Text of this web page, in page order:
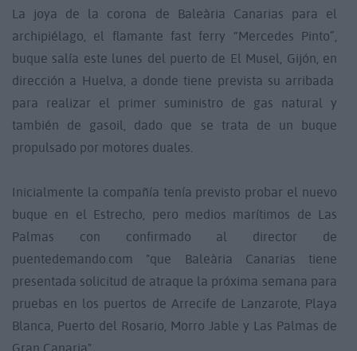
La joya de la corona de Baleària Canarias para el
archipiélago, el flamante fast ferry “Mercedes Pinto”,
buque salía este lunes del puerto de El Musel, Gijón, en
dirección a Huelva, a donde tiene prevista su arribada
para realizar el primer suministro de gas natural y
también de gasoil, dado que se trata de un buque
propulsado por motores duales.
Inicialmente la compañía tenía previsto probar el nuevo
buque en el Estrecho, pero medios marítimos de Las
Palmas con confirmado al director de
puentedemando.com "que Baleària Canarias tiene
presentada solicitud de atraque la próxima semana para
pruebas en los puertos de Arrecife de Lanzarote, Playa
Blanca, Puerto del Rosario, Morro Jable y Las Palmas de
Gran Canaria".